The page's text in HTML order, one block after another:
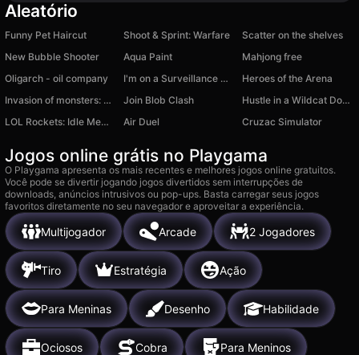
Aleatório
Funny Pet Haircut Shoot & Sprint: Warfare
Scatter on the shelves
New Bubble Shooter
Aqua Paint
Mahjong free
Oligarch - oil company
I'm on a Surveillance Mission 2
Heroes of the Arena
Invasion of monsters: Don't let the monsters pass!
Join Blob Clash
Hustle in a Wildcat Dodge Challenger
LOL Rockets: Idle Meme RPG Clicker
Air Duel Cruzac Simulator
Jogos online grátis no Playgama
O Playgama apresenta os mais recentes e melhores jogos online gratuitos.
Você pode se divertir jogando jogos divertidos sem interrupções de
downloads, anúncios intrusivos ou pop-ups. Basta carregar seus jogos
favoritos diretamente no seu navegador e aproveitar a experiência.
Multijogador Arcade 2 Jogadores
Tiro Estratégia Ação
Para Meninas Desenho Habilidade
Ociosos Cobra Para Meninos